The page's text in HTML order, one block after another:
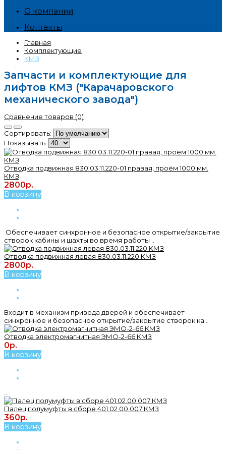
О компании
Контакты
Главная
Комплектующие
КМЗ
Запчасти и комплектующие для
лифтов КМЗ ("Карачаровского
механического завода")
Сравнение товаров (0)
Сортировать:
Показывать:
Отводка подвижная 830.03.11.220-01 правая, проём 1000 мм.
КМЗ
2800р.
В корзину
Обеспечивает синхронное и безопасное открытие/закрытие
створок кабины и шахты во время работы ..
Отводка подвижная левая 830.03.11.220 КМЗ
2800р.
В корзину
Входит в механизм привода дверей и обеспечивает
синхронное и безопасное открытие/закрытие створок ка..
Отводка электромагнитная ЭМО-2-66 КМЗ
0р.
В корзину
Палец полумуфты в сборе 401.02.00.007 КМЗ
360р.
В корзину